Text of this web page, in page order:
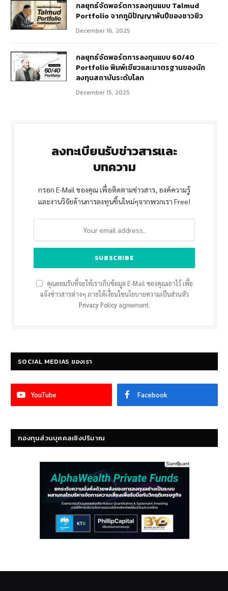
กลยุทธ์จัดพอร์ตการลงทุนแบบ Talmud
Portfolio จากภูมิปัญญาพันปีของชาวยิว
December 16, 2025
กลยุทธ์จัดพอร์ตการลงทุนแบบ 60/40
Portfolio พิมพ์เขียวและมาตรฐานของนัก
ลงทุนสถาบันระดับโลก
December 15, 2025
ลงทะเบียนรับข่าวสารและ
บทความ
กรอก E-Mail ของคุณ เพื่อติดตามข่าวสาร, องค์ความรู้
และงานวิจัยด้านการลงทุนชิ้นใหม่ๆจากพวกเรา Free!
คุณยอมรับที่จะให้เราเก็บข้อมูล E-Mail ของคุณเอาไว้ เพื่อ
แจ้งข่าวสารต่างๆ ภายใต้เงื่อนไขนโยบายความเป็นส่วนตัว
Privacy Policyagreement.
SOCIAL MEDIAS ของเรา
YouTube Facebook
กองทุนส่วนบุคคลเชิงปริมาณ